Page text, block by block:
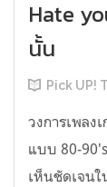
Hate
นั้น
Pick UP!
วงการเพลง
แบบ 80-
เห็นชัดเจน